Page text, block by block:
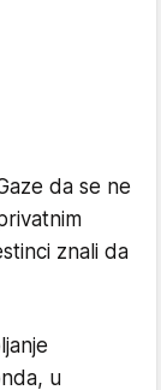
da se ne
znali da
u